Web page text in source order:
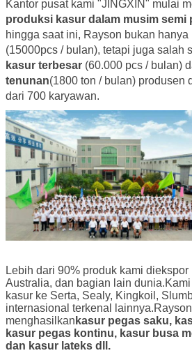
Kantor pusat kami "JINGXIN" mulai
produksi kasur dalam musim semi
hingga saat ini, Rayson bukan hanya
(15000pcs / bulan), tetapi juga salah
kasur terbesar (60.000 pcs / bulan)
tenunan(1800 ton / bulan) produsen
dari 700 karyawan.
Lebih dari 90% produk kami
Australia, dan bagian lain
kasur ke Serta, Sealy, Kingkoil,
internasional terkenal
menghasilkan kasur pegas saku,
kasur pegas kontinu, kasur busa
dan kasur lateks dll.